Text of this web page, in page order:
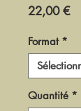
22,00 €Prix
Format *
Quantité *